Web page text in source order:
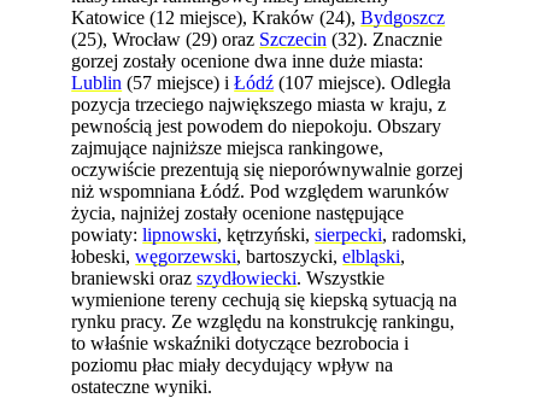
Katowice (12 miejsce), Kraków (24),Bydgoszcz
(25), Wrocław (29) oraz Szczecin (32). Znacznie
gorzej zostały ocenione dwa inne duże miasta:
Lublin (57 miejsce) iŁódź (107 miejsce). Odległa
pozycja trzeciego największego miasta w kraju, z
pewnością jest powodem do niepokoju. Obszary
zajmujące najniższe miejsca rankingowe,
oczywiście prezentują się nieporównywalnie gorzej
niż wspomniana Łódź. Pod względem warunków
życia, najniżej zostały ocenione następujące
powiaty:lipnowski, kętrzyński,sierpecki, radomski,
łobeski,węgorzewski, bartoszycki,elbląski,
braniewski orazszydłowiecki. Wszystkie
wymienione tereny cechują się kiepską sytuacją na
rynku pracy. Ze względu na konstrukcję rankingu,
to właśnie wskaźniki dotyczące bezrobocia i
poziomu płac miały decydujący wpływ na
ostateczne wyniki.